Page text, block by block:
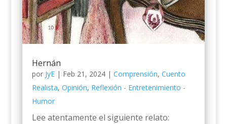
Hernán
por JyE| Feb 21, 2024| Comprensión, Cuento
Realista, Opinión, Reflexión - Entretenimiento -
Humor
Lee atentamente el siguiente relato: